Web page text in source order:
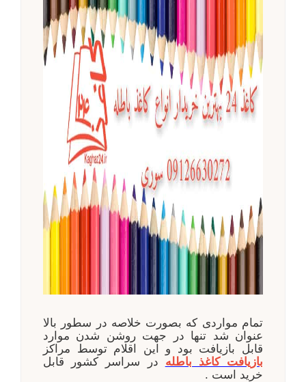
تمام مواردی که بصورت خلاصه در سطور بالا
عنوان شد تنها در جهت روشن شدن موارد
قابل بازیافت بود و این اقلام توسط مراکز
بازیافت کاغذ باطله در سراسر کشور قابل
خرید است .